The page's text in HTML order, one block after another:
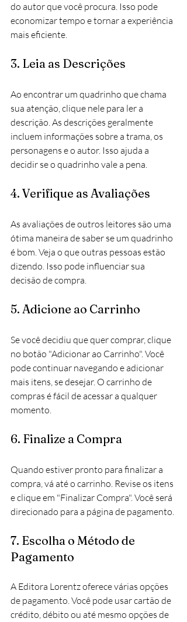
do autor que você procura. Isso pode
economizar tempo e tornar a experiência
mais eficiente.
3. Leia as Descrições
Ao encontrar um quadrinho que chama
sua atenção, clique nele para ler a
descrição. As descrições geralmente
incluem informações sobre a trama, os
personagens e o autor. Isso ajuda a
decidir se o quadrinho vale a pena.
4. Verifique as Avaliações
As avaliações de outros leitores são uma
ótima maneira de saber se um quadrinho
é bom. Veja o que outras pessoas estão
dizendo. Isso pode influenciar sua
decisão de compra.
5. Adicione ao Carrinho
Se você decidiu que quer comprar, clique
no botão "Adicionar ao Carrinho". Você
pode continuar navegando e adicionar
mais itens, se desejar. O carrinho de
compras é fácil de acessar a qualquer
momento.
6. Finalize a Compra
Quando estiver pronto para finalizar a
compra, vá até o carrinho. Revise os itens
e clique em "Finalizar Compra". Você será
direcionado para a página de pagamento.
7. Escolha o Método de
Pagamento
A Editora Lorentz oferece várias opções
de pagamento. Você pode usar cartão de
crédito, débito ou até mesmo opções de